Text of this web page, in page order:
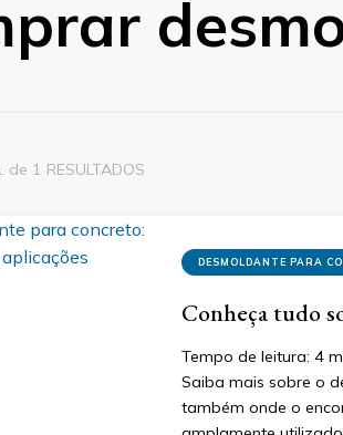
1 RESULTADOS
DESMOLDANTE PARA
Conheça tudo
Tempo de leitura: 4
Saiba mais sobre o
também onde o